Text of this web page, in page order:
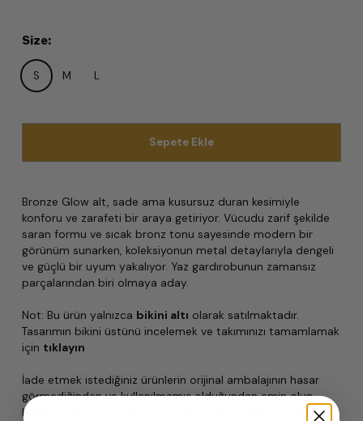
Bronze Glow alt, sade ama kusursuz duran kesimiyle
konforu ve zarafeti bir araya getiriyor. Vücudu zarif şekilde
saran formu ve sıcak bronz tonu sayesinde modern bir
görünüm sunarken, koleksiyonun metal detaylarıyla dengeli
ve güçlü bir uyum yakalıyor. Yaz gardırobunun zamansız
parçalarından biri olmaya aday.
Not: Bu ürün yalnızca bikini altı olarak satılmaktadır.
Tasarımın bikini üstünü incelemek ve takımınızı tamamlamak
için tıklayın
İade etmek istediğiniz ürünlerin orijinal ambalajının hasar
görmediğinden ve kullanılmamış olduğundan emin olun.
Kullanım hatası sonucu zarar görmemiş ürünlerin iadesi
Size:
S M L
Sepete Ekle